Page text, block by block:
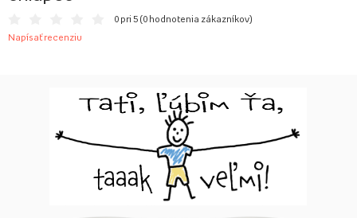
0 pri 5 (0 hodnotenia zákazníkov)
Napísať recenziu